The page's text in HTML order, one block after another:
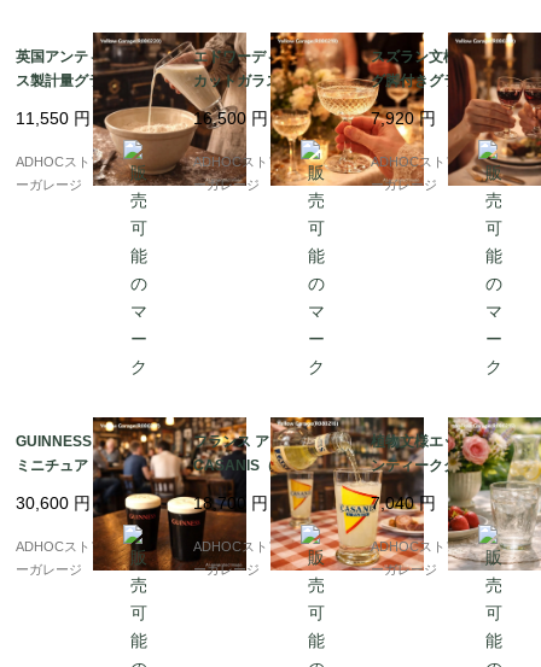
英国アンティーク ガラ
ス製計量グラス（約10
オンス） ? 注ぎ口付き
円錐形・台座付き ?
11,550 円
ADHOCストア・イエロ
ーガレージ
エドワーディアン様式
カットガラス シャンパ
ンクープ（アンティー
ク／1点）
16,500 円
ADHOCストア・イエロ
ーガレージ
スズラン文様 エッチン
グ脚付きグラス 2客セ
ット｜アンティーク／
ヴィンテージ
7,920円
ADHOCストア・イエロ
ーガレージ
GUINNESS（ギネス）
ミニチュア・パイント
グラス 塩コショウ入れ
2個セット｜アンティー
30,600 円
ADHOCストア・イエロ
ーガレージ
フランス アンティーク
CASANIS（カサニス）
パスティス トールグラ
ス 5客セット ? 鮮やか
な黄×赤トライアングル
デザイン ?
18,700 円
ADHOCストア・イエロ
ーガレージ
植物文様エッチング ア
ンティークグラス（高
さ10cm）
7,040円
ADHOCストア・イエロ
ーガレージ